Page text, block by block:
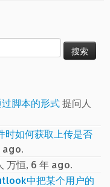
脚本的形式提问人
如何获取上传是否
ago.
万恒, 6 年 ago.
中把某个用户的